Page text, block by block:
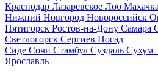
Краснодар Лазаревское Лоо
Нижний Новгород Новороссийск
Пятигорск Ростов-на-Дону Самара
Светлогорск Сергиев Посад
Сиде Сочи Стамбул Суздаль Сухум
Ярославль